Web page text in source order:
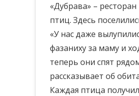
«Дубрава» –
птиц. Здесь
«У нас даже
фазаниху за маму и
теперь они спят
рассказывает об
Каждая птица